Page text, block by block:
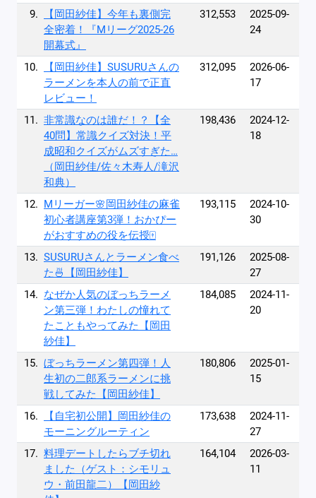
9.
【岡田紗佳】今年も裏側完
全密着！『Mリーグ2025-26
開幕式』
312,553
2025-09-
24
10.
【岡田紗佳】SUSURUさんの
ラーメンを本人の前で正直
レビュー！
312,095
2026-06-
17
11. 非常識なのは誰だ！？【全
40問】常識クイズ対決！平
成昭和クイズがムズすぎた…
（岡田紗佳/佐々木寿人/滝沢
和典）
198,436
2024-12-
18
12. Mリーガー🌸岡田紗佳の麻雀
初心者講座第3弾！おかぴー
がおすすめの役を伝授🀄️
193,115
2024-10-
30
13. SUSURUさんとラーメン食べ
た🍜【岡田紗佳】
191,126
2025-08-
27
14. なぜか人気のぼっちラーメ
ン第三弾！わたしの憧れて
たこともやってみた【岡田
紗佳】
184,085
2024-11-
20
15. ぼっちラーメン第四弾！人
生初の二郎系ラーメンに挑
戦してみた【岡田紗佳】
180,806
2025-01-
15
16.
【自宅初公開】岡田紗佳の
モーニングルーティン
173,638
2024-11-
27
17. 料理デートしたらブチ切れ
ました（ゲスト：シモリュ
ウ・前田龍二）【岡田紗
164,104
2026-03-
11